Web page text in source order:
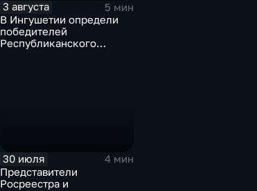
3 августа
5 мин
В Ингушетии определи
победителей
Республиканского
30 июля
4 мин
Представители
Росреестра и